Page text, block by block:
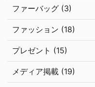
ファーバッグ (3)
ファッション (18)
プレゼント (15)
メディア掲載 (19)